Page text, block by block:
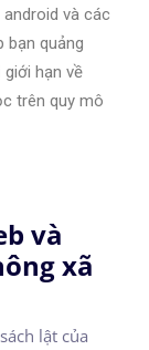
android và các
bạn quảng
hạn về
trên quy mô
và
xã
lật của